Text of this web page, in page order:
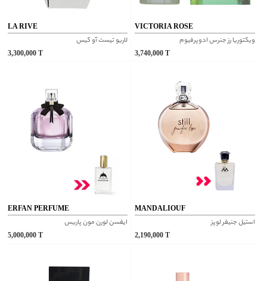
LA RIVE
لاریو تیست آو کیس
3,300,000
VICTORIA ROSE
ویکتوریا رز جنرس ادوپرفیوم
3,740,000
ERFAN PERFUME
ایفسن لورن مون پاریس
5,000,000
MANDALIOUF
استیل جنیفر لوپز
2,190,000